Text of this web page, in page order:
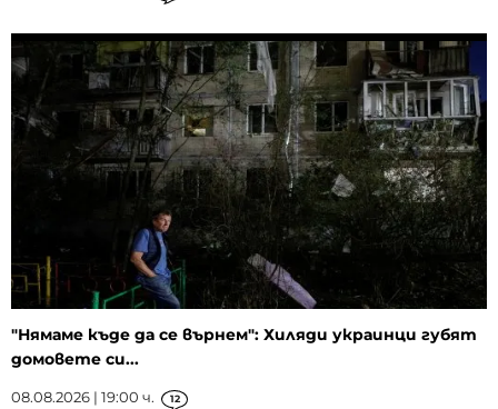
"Нямаме къде да се върнем": Хиляди украинци губят
домовете си...
08.08.2026 | 19:00 ч. 12